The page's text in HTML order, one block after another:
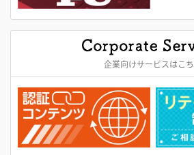
企業向けサービスはこ